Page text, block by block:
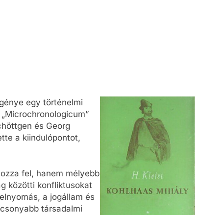
egy történelmi
és Georg
a kiindulópontot,
fel, hanem mélyebb
közötti konfliktusokat
a jogállam és
társadalmi